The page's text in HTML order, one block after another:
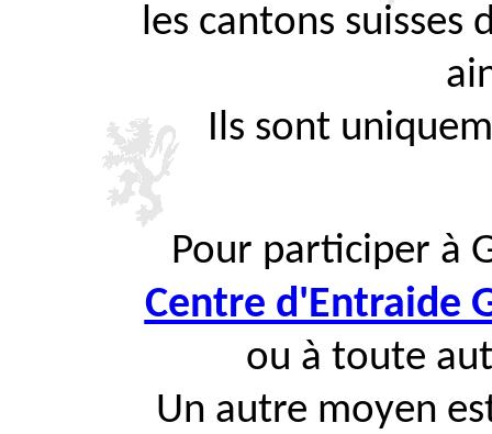
les cantons suisses
Ils sont
Pour participer à
Centre d'Entraide
ou à toute
Un autre moyen